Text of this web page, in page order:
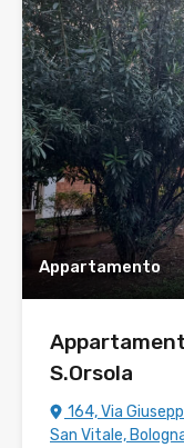
Appartamento
S.Orsola
164, Via
San Vitale,